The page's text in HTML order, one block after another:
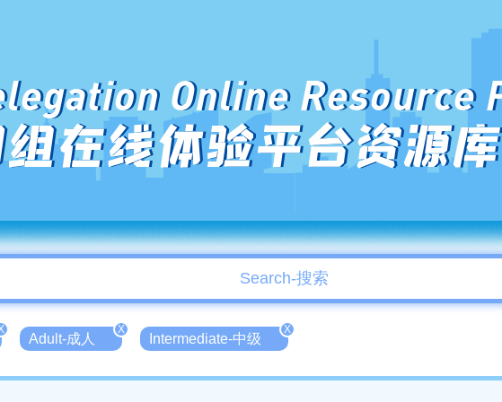
Online Resource
在线体验平台资源库
Adult-成人
X
Intermediate-中级
X